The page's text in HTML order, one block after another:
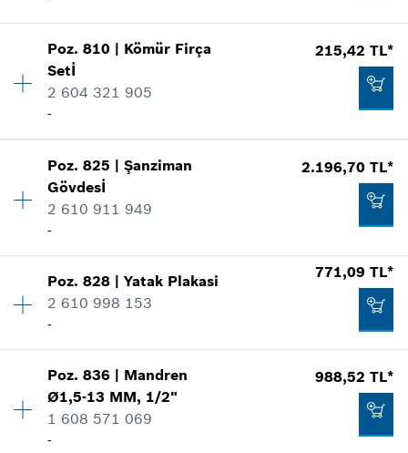
529,50 TL*
Şekli göster
-
Fiyat grubu:36
Yedek parça bilgisi
Poz.810 | Kömür Firça
Setİ
2 604 321 905
-
215,42 TL*
Miktar 1
Fiyat grubu
Yedek parça bilgisi
Şekli göster
215,42 TL*
*Fiyatlara KDV dahildir.
Poz.825 |Şanziman
Gövdesİ
2 610 911 949
-
2.196,70 TL*
Fiyat grubu:38
Poz.828 |Yatak Plakasi
2 610 998 153
-
771,09 TL*
Miktar 1
Fiyat grubu:29
Yedek parça bilgisi
Poz.836 | Mandren
Ø1,5-13 MM, 1/2"
1 608 571 069
-
988,52 TL*